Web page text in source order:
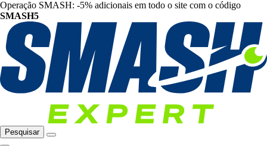
Operação SMASH: -5% adicionais em todo o site com o código
SMASH5
Pesquisar